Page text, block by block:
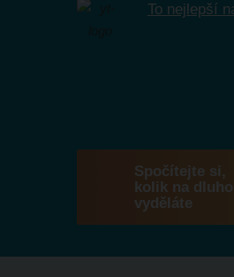
To nejlepší
Spočítejte si,
kolik na
vyděláte